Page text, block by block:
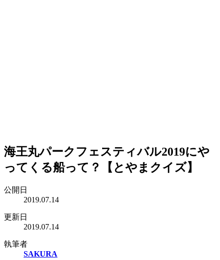
海王丸パークフェスティバル2019にや
ってくる船って？【とやまクイズ】
公開日
2019.07.14
更新日
2019.07.14
執筆者
SAKURA